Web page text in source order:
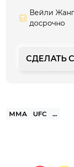
Вейли
досрочно
СДЕЛАТЬ
ММА UFC ...